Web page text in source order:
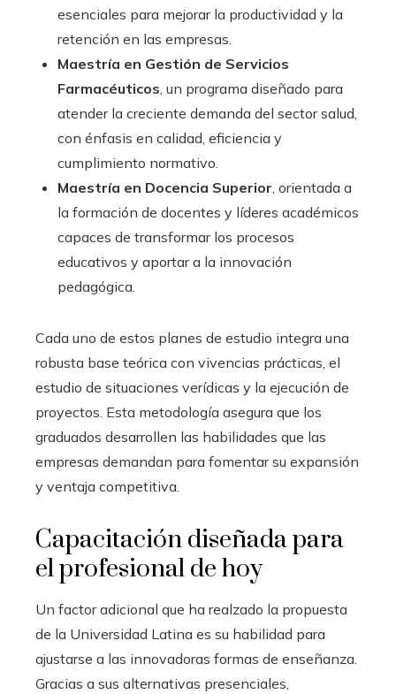
esenciales para mejorar la productividad y la
retención en las empresas.
Maestría en Gestión de Servicios
Farmacéuticos, un programa diseñado para
atender la creciente demanda del sector salud,
con énfasis en calidad, eficiencia y
cumplimiento normativo.
Maestría en Docencia Superior, orientada a
la formación de docentes y líderes académicos
capaces de transformar los procesos
educativos y aportar a la innovación
pedagógica.
Cada uno de estos planes de estudio integra una
robusta base teórica con vivencias prácticas, el
estudio de situaciones verídicas y la ejecución de
proyectos. Esta metodología asegura que los
graduados desarrollen las habilidades que las
empresas demandan para fomentar su expansión
y ventaja competitiva.
Capacitación diseñada para
el profesional de hoy
Un factor adicional que ha realzado la propuesta
de la Universidad Latina es su habilidad para
ajustarse a las innovadoras formas de enseñanza.
Gracias a sus alternativas presenciales,